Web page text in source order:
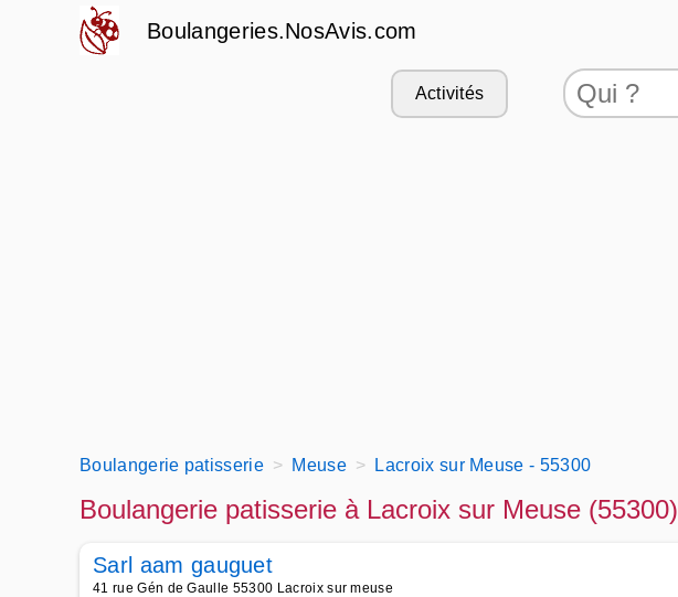
Boulangeries.NosAvis.com
Activités
Boulangerie patisserie Meuse Lacroix sur Meuse - 55300
Boulangerie patisserie à Lacroix sur Meuse (55300)
Sarl aam gauguet
41 rue Gén de Gaulle 55300 Lacroix sur meuse